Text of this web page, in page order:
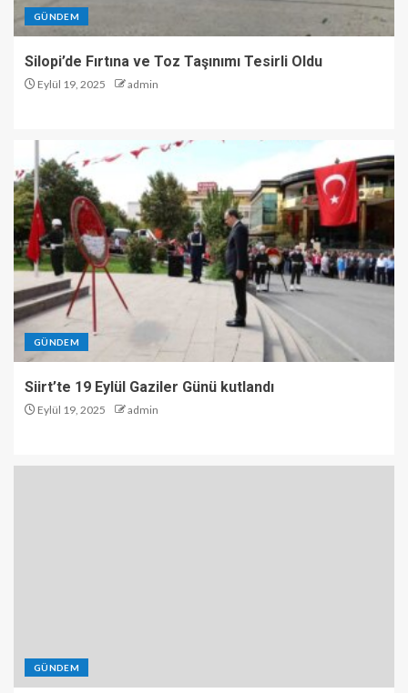
GÜNDEM
Silopi’de Fırtına ve Toz Taşınımı Tesirli Oldu
Eylül 19, 2025 admin
GÜNDEM
Siirt’te 19 Eylül Gaziler Günü kutlandı
Eylül 19, 2025 admin
GÜNDEM